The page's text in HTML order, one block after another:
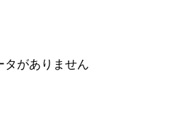
タがありません